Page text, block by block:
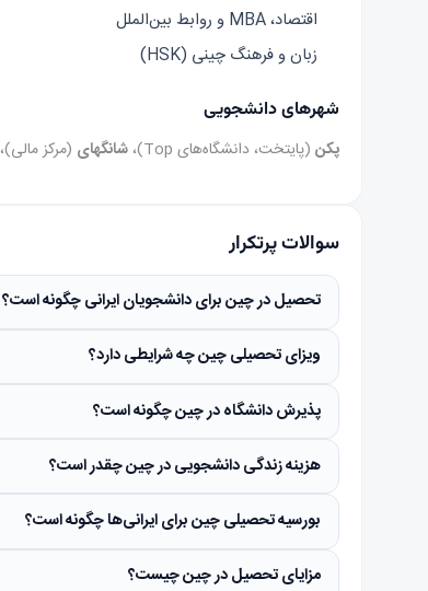
اقتصاد، MBA و روابط بین‌الملل
زبان و فرهنگ چینی (HSK)
شهرهای دانشجویی
پکن (پایتخت، دانشگاه‌های Top)، شانگهای (مرکز مالی)،
سوالات پرتکرار
تحصیل در چین برای دانشجویان ایرانی چگونه است؟
ویزای تحصیلی چین چه شرایطی دارد؟
پذیرش دانشگاه در چین چگونه است؟
هزینه زندگی دانشجویی در چین چقدر است؟
بورسیه تحصیلی چین برای ایرانی‌ها چگونه است؟
مزایای تحصیل در چین چیست؟